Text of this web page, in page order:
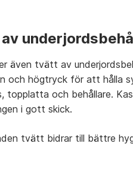
även tvätt av
och högtryck för att hålla
topplatta och behållare.
i gott skick.
tvätt bidrar till bättre